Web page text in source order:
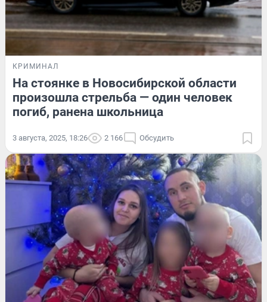
КРИМИНАЛ
На стоянке в Новосибирской области
произошла стрельба — один человек
погиб, ранена школьница
3 августа, 2025, 18:26 2 166 Обсудить